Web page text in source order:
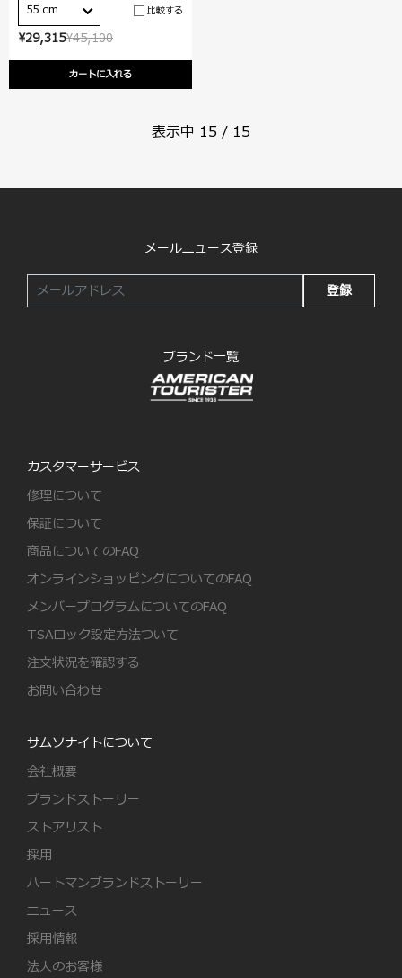
¥45,100
¥29,315
カートに入れる
55 cm 比較する
表示中 15 / 15
メールニュース登録
登録
ブランド一覧
カスタマーサービス
修理について
保証について
商品についてのFAQ
オンラインショッピングについてのFAQ
メンバープログラムについてのFAQ
TSAロック設定方法ついて
注文状況を確認する
お問い合わせ
サムソナイトについて
会社概要
ブランドストーリー
ストアリスト
採用
ハートマンブランドストーリー
ニュース
採用情報
法人のお客様